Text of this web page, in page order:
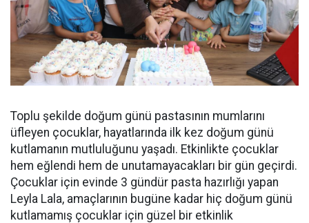
Toplu şekilde doğum günü pastasının mumlarını
üfleyen çocuklar, hayatlarında ilk kez doğum günü
kutlamanın mutluluğunu yaşadı. Etkinlikte çocuklar
hem eğlendi hem de unutamayacakları bir gün geçirdi.
Çocuklar için evinde 3 gündür pasta hazırlığı yapan
Leyla Lala, amaçlarının bugüne kadar hiç doğum günü
kutlamamış çocuklar için güzel bir etkinlik